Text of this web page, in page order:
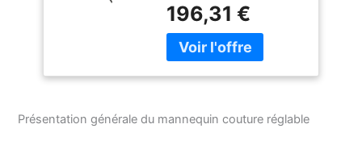
et léger avec un
revêtement nylon à
dossier en mousse
de jupe avec pince pour
196,31 €
Présentation générale du mannequin couture réglable